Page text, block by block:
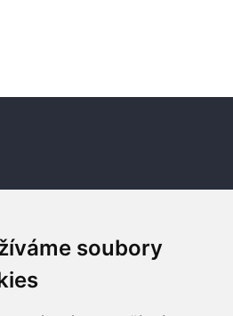
soubory
2010
o ochraně osobních údajů dle